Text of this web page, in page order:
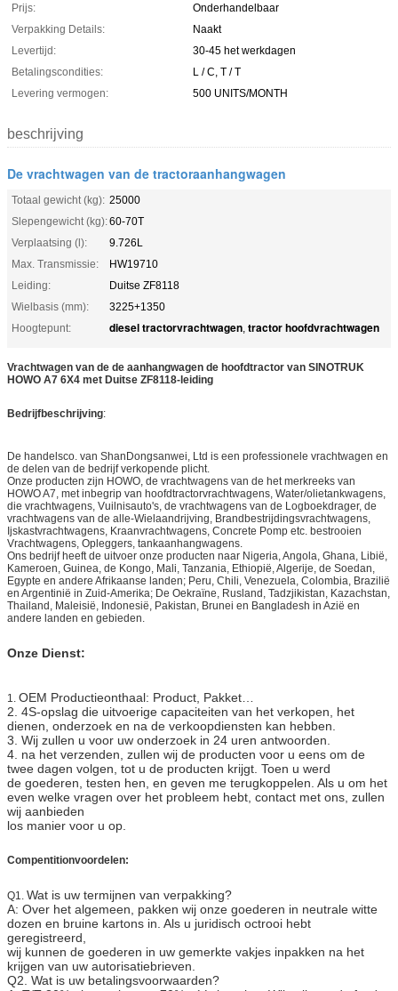
Prijs:
Onderhandelbaar
Verpakking Details:
Naakt
Levertijd:
30-45 het werkdagen
Betalingscondities:
L / C, T / T
Levering vermogen:
500 UNITS/MONTH
beschrijving
De vrachtwagen van de tractoraanhangwagen
Totaal gewicht (kg): 25000
Slepengewicht (kg):60-70T
Verplaatsing (l):
9.726L
Max. Transmissie:
HW19710
Leiding:
Duitse ZF8118
Wielbasis (mm):
3225+1350
Hoogtepunt:
diesel tractorvrachtwagen, tractor hoofdvrachtwagen
Vrachtwagen van de de aanhangwagen de hoofdtractor van SINOTRUK
HOWO A7 6X4 met Duitse ZF8118-leiding
Bedrijfbeschrijving:
De handelsco. van ShanDongsanwei, Ltd is een professionele vrachtwagen en
de delen van de bedrijf verkopende plicht.
Onze producten zijn HOWO, de vrachtwagens van de het merkreeks van
HOWO A7, met inbegrip van hoofdtractorvrachtwagens, Water/olietankwagens,
die vrachtwagens, Vuilnisauto's, de vrachtwagens van de Logboekdrager, de
vrachtwagens van de alle-Wielaandrijving, Brandbestrijdingsvrachtwagens,
Ijskastvrachtwagens, Kraanvrachtwagens, Concrete Pomp etc. bestrooien
Vrachtwagens, Opleggers, tankaanhangwagens.
Ons bedrijf heeft de uitvoer onze producten naar Nigeria, Angola, Ghana, Libië,
Kameroen, Guinea, de Kongo, Mali, Tanzania, Ethiopië, Algerije, de Soedan,
Egypte en andere Afrikaanse landen; Peru, Chili, Venezuela, Colombia, Brazilië
en Argentinië in Zuid-Amerika; De Oekraïne, Rusland, Tadzjikistan, Kazachstan,
Thailand, Maleisië, Indonesië, Pakistan, Brunei en Bangladesh in Azië en
andere landen en gebieden.
Onze Dienst:
1. OEM Productieonthaal: Product, Pakket…
2. 4S-opslag die uitvoerige capaciteiten van het verkopen, het
dienen, onderzoek en na de verkoopdiensten kan hebben.
3. Wij zullen u voor uw onderzoek in 24 uren antwoorden.
4. na het verzenden, zullen wij de producten voor u eens om de
twee dagen volgen, tot u de producten krijgt. Toen u werd
de goederen, testen hen, en geven me terugkoppelen. Als u om het
even welke vragen over het probleem hebt, contact met ons, zullen
wij aanbieden
los manier voor u op.
Compentitionvoordelen:
Q1. Wat is uw termijnen van verpakking?
A: Over het algemeen, pakken wij onze goederen in neutrale witte
dozen en bruine kartons in. Als u juridisch octrooi hebt
geregistreerd,
wij kunnen de goederen in uw gemerkte vakjes inpakken na het
krijgen van uw autorisatiebrieven.
Q2. Wat is uw betalingsvoorwaarden?